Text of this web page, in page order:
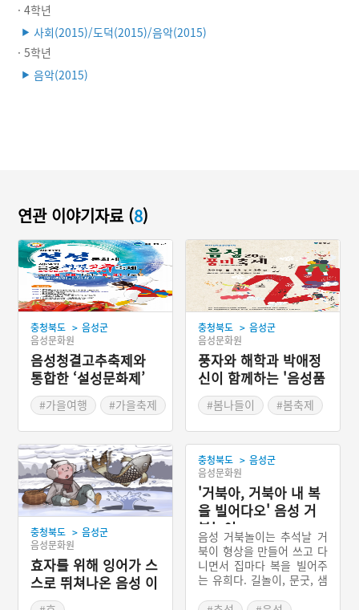
· 4학년
▶ 사회(2015)/도덕(2015)/음악(2015)
· 5학년
▶ 음악(2015)
연관 이야기자료 (8)
충청북도 > 음성군
음성문화원
음성청결고추축제와
통합한 ‘설성문화제’
#가을여행
#가을축제
충청북도 > 음성군
음성문화원
풍자와 해학과 박애정
신이 함께하는 '음성품
바축제'
#봄나들이
#봄축제
충청북도 > 음성군
음성문화원
효자를 위해 잉어가 스
스로 뛰쳐나온 음성 이
양골
충청북도 > 음성군
음성문화원
'거북아, 거북아 내 복
을 빌어다오' 음성 거
북놀이
음성 거북놀이는 추석날 거
북이 형상을 만들어 쓰고 다
니면서 집마다 복을 빌어주
는 유희다. 길놀이, 문굿, 샘